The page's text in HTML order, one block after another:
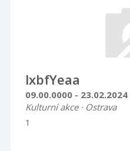
lxbfYeaa
09.00.0000 - 23.02.2024
Kulturní akce · Ostrava
1